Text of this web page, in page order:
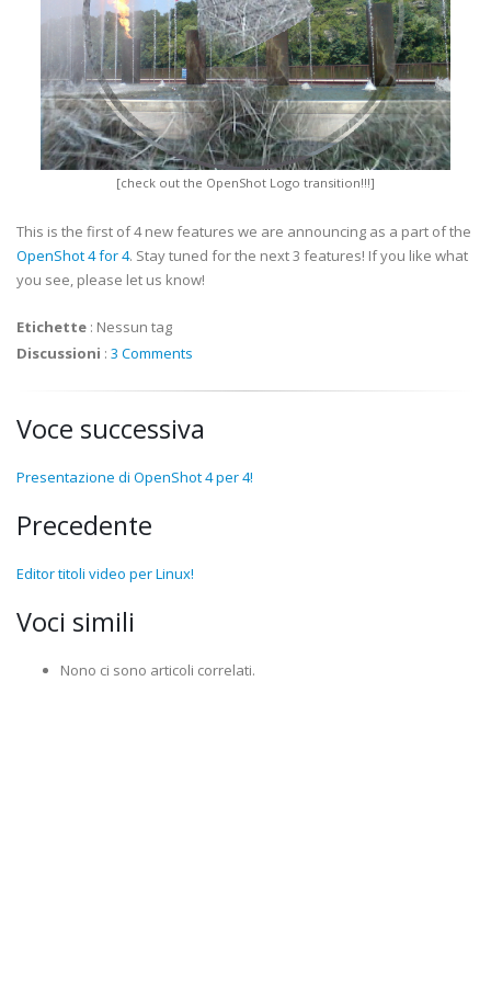
[check out the OpenShot Logo transition!!!]
This is the first of 4 new features we are announcing as a part of the
OpenShot 4 for 4. Stay tuned for the next 3 features! If you like what
you see, please let us know!
Etichette : Nessun tag
Discussioni : 3 Comments
Voce successiva
Presentazione di OpenShot 4 per 4!
Precedente
Editor titoli video per Linux!
Voci simili
Nono ci sono articoli correlati.